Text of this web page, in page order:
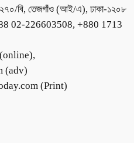
২৭০/বি, তেজগাঁও (আই/এ), ঢাকা-১২০৮
02-226603508, +880 1713
(adv)
(Print)